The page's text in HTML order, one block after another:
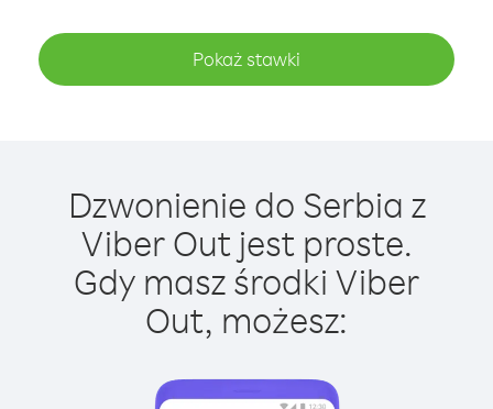
Pokaż stawki
Dzwonienie do Serbia z
Viber Out jest proste.
Gdy masz środki Viber
Out, możesz: